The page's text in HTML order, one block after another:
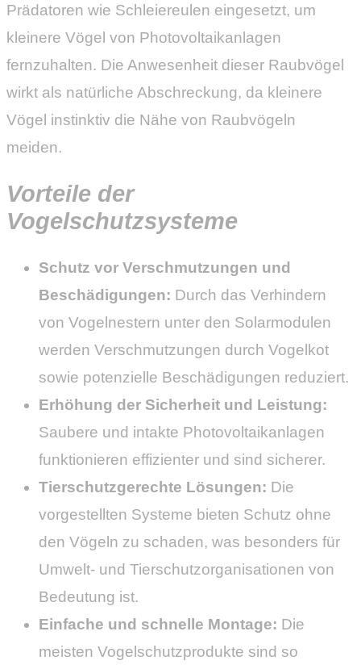
Prädatoren wie Schleiereulen eingesetzt, um
kleinere Vögel von Photovoltaikanlagen
fernzuhalten. Die Anwesenheit dieser Raubvögel
wirkt als natürliche Abschreckung, da kleinere
Vögel instinktiv die Nähe von Raubvögeln
meiden.
Vorteile der
Vogelschutzsysteme
Schutz vor Verschmutzungen und
Beschädigungen: Durch das Verhindern
von Vogelnestern unter den Solarmodulen
werden Verschmutzungen durch Vogelkot
sowie potenzielle Beschädigungen reduziert.
Erhöhung der Sicherheit und Leistung:
Saubere und intakte Photovoltaikanlagen
funktionieren effizienter und sind sicherer.
Tierschutzgerechte Lösungen: Die
vorgestellten Systeme bieten Schutz ohne
den Vögeln zu schaden, was besonders für
Umwelt- und Tierschutzorganisationen von
Bedeutung ist.
Einfache und schnelle Montage: Die
meisten Vogelschutzprodukte sind so